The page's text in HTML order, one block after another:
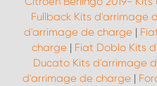
Fullback Kits d'arrimage
d'arrimage de charge|
charge| Fiat Doblo Kits
Ducato Kits d'arrimage
d'arrimage de charge|